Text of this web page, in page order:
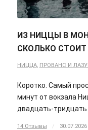
ИЗ НИЦЦЫ В
СКОЛЬКО СТОИТ
НИЦЦА, ПРОВАНС И
Коротко. Самый
минут от вокзала
двадцать-тридцать
14 Отзывы / 30.07.2026